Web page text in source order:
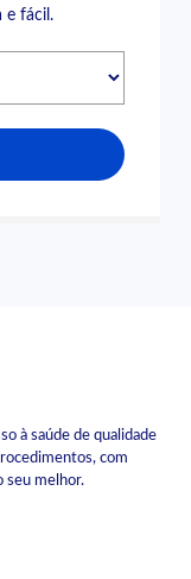
e fácil.
à saúde de qualidade
com
seu melhor.